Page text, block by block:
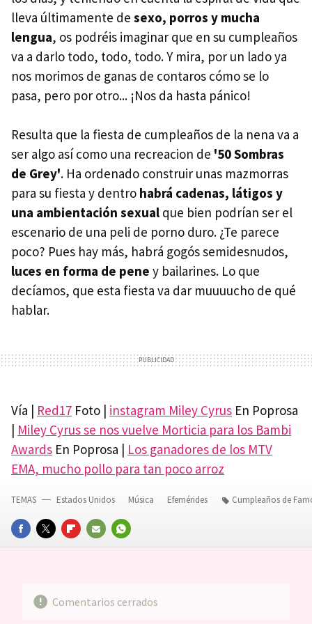
lleva últimamente de sexo, porros y mucha
lengua, os podréis imaginar que en su cumpleaños
va a darlo todo, todo, todo. Y mira, por un lado ya
nos morimos de ganas de contaros cómo se lo
pasa, pero por otro... ¡Nos da hasta pánico!
Resulta que la fiesta de cumpleaños de la nena va a
ser algo así como una recreacion de '50 Sombras
de Grey'. Ha ordenado construir unas mazmorras
para su fiesta y dentro habrá cadenas, látigos y
una ambientación sexual que bien podrían ser el
escenario de una peli de porno duro. ¿Te parece
poco? Pues hay más, habrá gogós semidesnudos,
luces en forma de pene y bailarines. Lo que
decíamos, que esta fiesta va dar muuuucho de qué
hablar.
Vía | Red17 Foto | instagram Miley Cyrus En Poprosa
| Miley Cyrus se nos vuelve Morticia para los Bambi
Awards En Poprosa | Los ganadores de los MTV
EMA, mucho pollo para tan poco arroz
FACEBOOKTWITTERFLIPBOARD
E-
WHATSAPP
TEMAS Estados Unidos Música Efemérides Cumpleaños de
Comentarios cerrados